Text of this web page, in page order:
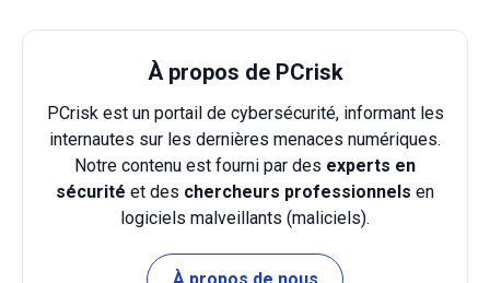
À propos de PCrisk
PCrisk est un portail de cybersécurité, informant les
internautes sur les dernières menaces numériques.
Notre contenu est fourni par des experts en
sécurité et des chercheurs professionnels en
logiciels malveillants (maliciels).